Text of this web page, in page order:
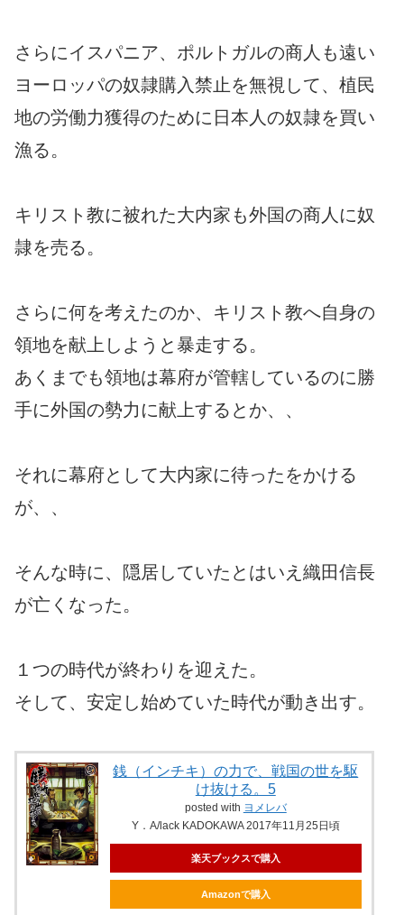
さらにイスパニア、ポルトガルの商人も遠い
ヨーロッパの奴隷購入禁止を無視して、植民
地の労働力獲得のために日本人の奴隷を買い
漁る。
キリスト教に被れた大内家も外国の商人に奴
隷を売る。
さらに何を考えたのか、キリスト教へ自身の
領地を献上しようと暴走する。
あくまでも領地は幕府が管轄しているのに勝
手に外国の勢力に献上するとか、、
それに幕府として大内家に待ったをかける
が、、
そんな時に、隠居していたとはいえ織田信長
が亡くなった。
１つの時代が終わりを迎えた。
そして、安定し始めていた時代が動き出す。
銭（インチキ）の力で、戦国の世を駆
け抜ける。5
posted with ヨメレバ
Y．A/lack KADOKAWA 2017年11月25日頃
楽天ブックスで購入
Amazonで購入